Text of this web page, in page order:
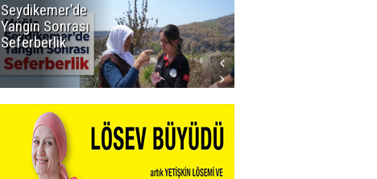
Seydikemer'de
Yangın Sonrası
Seferberlik